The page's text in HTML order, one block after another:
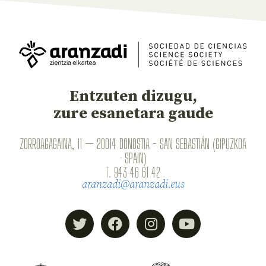
Entzuten dizugu,
zure esanetara gaude
ZORROAGAGAINA, 11 — 20014 DONOSTIA - SAN SEBASTIÁN (GIPUZKOA
· SPAIN)
T. 943 46 61 42
aranzadi@aranzadi.eus